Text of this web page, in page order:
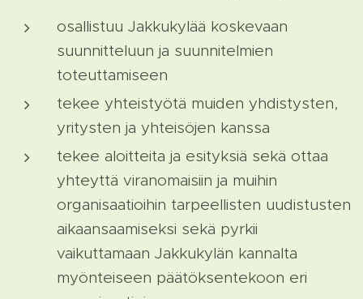
osallistuu Jakkukylää koskevaan
suunnitteluun ja suunnitelmien
toteuttamiseen
tekee yhteistyötä muiden yhdistysten,
yritysten ja yhteisöjen kanssa
tekee aloitteita ja esityksiä sekä ottaa
yhteyttä viranomaisiin ja muihin
organisaatioihin tarpeellisten uudistusten
aikaansaamiseksi sekä pyrkii
vaikuttamaan Jakkukylän kannalta
myönteiseen päätöksentekoon eri